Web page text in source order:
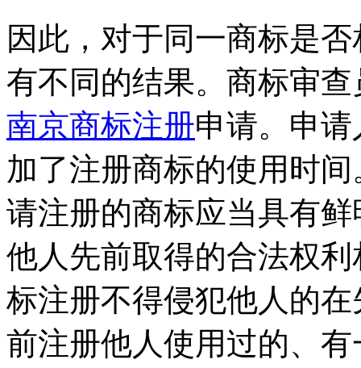
因此，对于同一商标是
有不同的结果。商标审
南京商标注册申请。申
加了注册商标的使用时
请注册的商标应当具有
他人先前取得的合法权
标注册不得侵犯他人的
前注册他人使用过的、